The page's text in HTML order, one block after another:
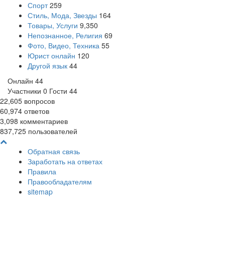
Спорт 259
Стиль, Мода, Звезды 164
Товары, Услуги 9,350
Непознанное, Религия 69
Фото, Видео, Техника 55
Юрист онлайн 120
Другой язык 44
Онлайн 44
Участники 0 Гости 44
22,605 вопросов
60,974 ответов
3,098 комментариев
837,725 пользователей
Обратная связь
Заработать на ответах
Правила
Правообладателям
sitemap